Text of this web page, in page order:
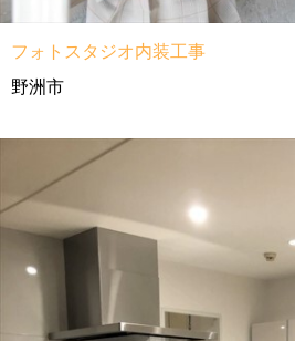
フォトスタジオ内装工事
野洲市